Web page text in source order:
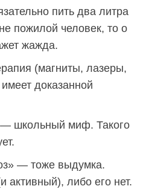
пить два литра
пожилой человек, то о
жажда.
(магниты, лазеры,
доказанной
— школьный миф. Такого
— тоже выдумка.
активный), либо его нет.